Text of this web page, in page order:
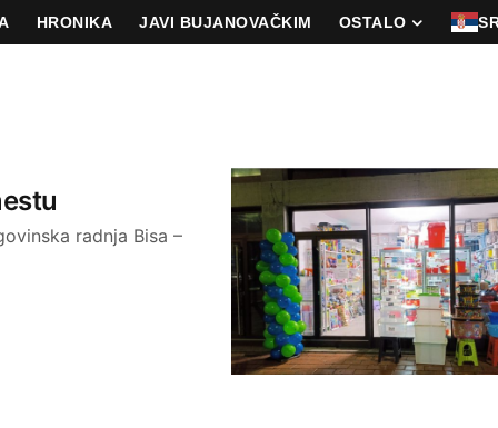
HRONIKA JAVI BUJANOVAČKIM OSTALO
radnja Bisa –